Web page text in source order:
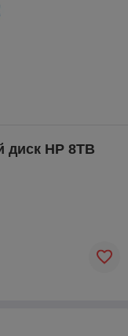
диск HP 8TB